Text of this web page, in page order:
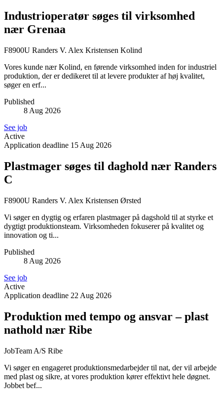
Industrioperatør søges til virksomhed
nær Grenaa
F8900U Randers V. Alex Kristensen Kolind
Vores kunde nær Kolind, en førende virksomhed inden for industriel
produktion, der er dedikeret til at levere produkter af høj kvalitet,
søger en erf...
Published
8 Aug 2026
See job
Active
Application deadline 15 Aug 2026
Plastmager søges til daghold nær Randers
C
F8900U Randers V. Alex Kristensen Ørsted
Vi søger en dygtig og erfaren plastmager på dagshold til at styrke et
dygtigt produktionsteam. Virksomheden fokuserer på kvalitet og
innovation og ti...
Published
8 Aug 2026
See job
Active
Application deadline 22 Aug 2026
Produktion med tempo og ansvar – plast
nathold nær Ribe
JobTeam A/S Ribe
Vi søger en engageret produktionsmedarbejder til nat, der vil arbejde
med plast og sikre, at vores produktion kører effektivt hele døgnet.
Jobbet bef...